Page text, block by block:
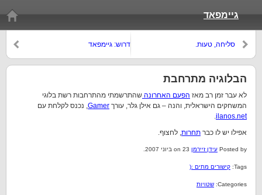
גיימפאד
דרוש: גיימפאד סליחה, טעות.
הבלוגיה מתרחבת
לא עבר זמן רב מאז הפעם האחרונה שהתרשמתי מהתרחבות רשת בלוגי
המשחקים הישראלית, והנה – גם אילן גלר, עורך Gamer, נכנס לקלחת עם
ilanos.net
.
אפילו יש לו כבר תחרות, לחצוף.
Posted by עידן זיירמן
Tags: קישורים מתים :(
Categories: שטויות